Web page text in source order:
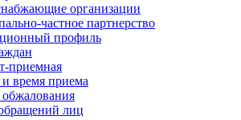
организации
частное партнерство
профиль
приемная
время приема
лиц